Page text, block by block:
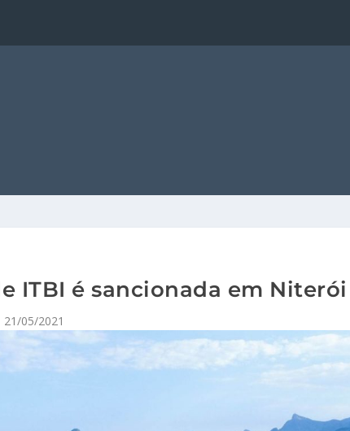
ITBI é sancionada em Niterói
21/05/2021